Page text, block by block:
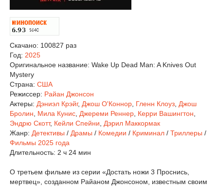
Скачано: 100827 раз
Год: 2025
Оригинальное название: Wake Up Dead Man: A Knives Out
Mystery
Страна: США
Режиссер: Райан Джонсон
Актеры: Дэниэл Крэйг, Джош О'Коннор Гленн Клоуз Джош
Бролин
Мила Кунис Джереми Реннер Керри Вашингтон
Эндрю Скотт, Кейли Спейни
Дэрил Маккормак
Жанр: Детективы / Драмы / Комедии / Криминал / Триллеры /
Фильмы 2025 года
Длительность: 2 ч 24 мин
О третьем фильме из серии «Достать ножи 3 Проснись,
мертвец», созданном Райаном Джонсоном, известным своим